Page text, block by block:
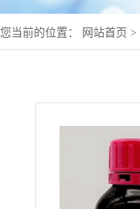
您当前的位置： 网站首页 >